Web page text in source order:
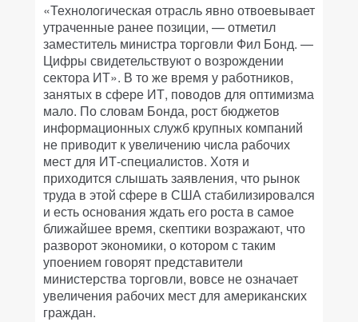
«Технологическая отрасль явно отвоевывает
утраченные ранее позиции, — отметил
заместитель министра торговли Фил Бонд. —
Цифры свидетельствуют о возрождении
сектора ИТ». В то же время у работников,
занятых в сфере ИТ, поводов для оптимизма
мало. По словам Бонда, рост бюджетов
информационных служб крупных компаний
не приводит к увеличению числа рабочих
мест для ИТ-специалистов. Хотя и
приходится слышать заявления, что рынок
труда в этой сфере в США стабилизировался
и есть основания ждать его роста в самое
ближайшее время, скептики возражают, что
разворот экономики, о котором с таким
упоением говорят представители
министерства торговли, вовсе не означает
увеличения рабочих мест для американских
граждан.